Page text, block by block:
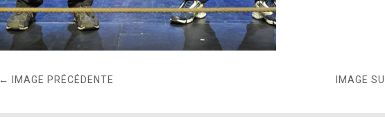
← IMAGE PRÉCÉDENTE IMAGE